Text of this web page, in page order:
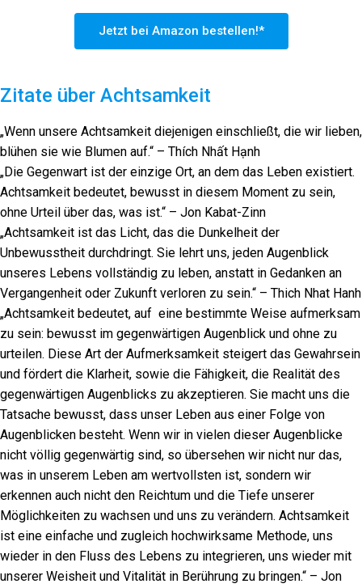
Jetzt bei Amazon bestellen!*
Zitate über Achtsamkeit
„Wenn unsere Achtsamkeit diejenigen einschließt, die wir lieben,
blühen sie wie Blumen auf.“ – Thích Nhất Hạnh
„Die Gegenwart ist der einzige Ort, an dem das Leben existiert.
Achtsamkeit bedeutet, bewusst in diesem Moment zu sein,
ohne Urteil über das, was ist.“ – Jon Kabat-Zinn
„Achtsamkeit ist das Licht, das die Dunkelheit der
Unbewusstheit durchdringt. Sie lehrt uns, jeden Augenblick
unseres Lebens vollständig zu leben, anstatt in Gedanken an
Vergangenheit oder Zukunft verloren zu sein.“ – Thich Nhat Hanh
„Achtsamkeit bedeutet, auf eine bestimmte Weise aufmerksam
zu sein: bewusst im gegenwärtigen Augenblick und ohne zu
urteilen. Diese Art der Aufmerksamkeit steigert das Gewahrsein
und fördert die Klarheit, sowie die Fähigkeit, die Realität des
gegenwärtigen Augenblicks zu akzeptieren. Sie macht uns die
Tatsache bewusst, dass unser Leben aus einer Folge von
Augenblicken besteht. Wenn wir in vielen dieser Augenblicke
nicht völlig gegenwärtig sind, so übersehen wir nicht nur das,
was in unserem Leben am wertvollsten ist, sondern wir
erkennen auch nicht den Reichtum und die Tiefe unserer
Möglichkeiten zu wachsen und uns zu verändern. Achtsamkeit
ist eine einfache und zugleich hochwirksame Methode, uns
wieder in den Fluss des Lebens zu integrieren, uns wieder mit
unserer Weisheit und Vitalität in Berührung zu bringen.“ – Jon